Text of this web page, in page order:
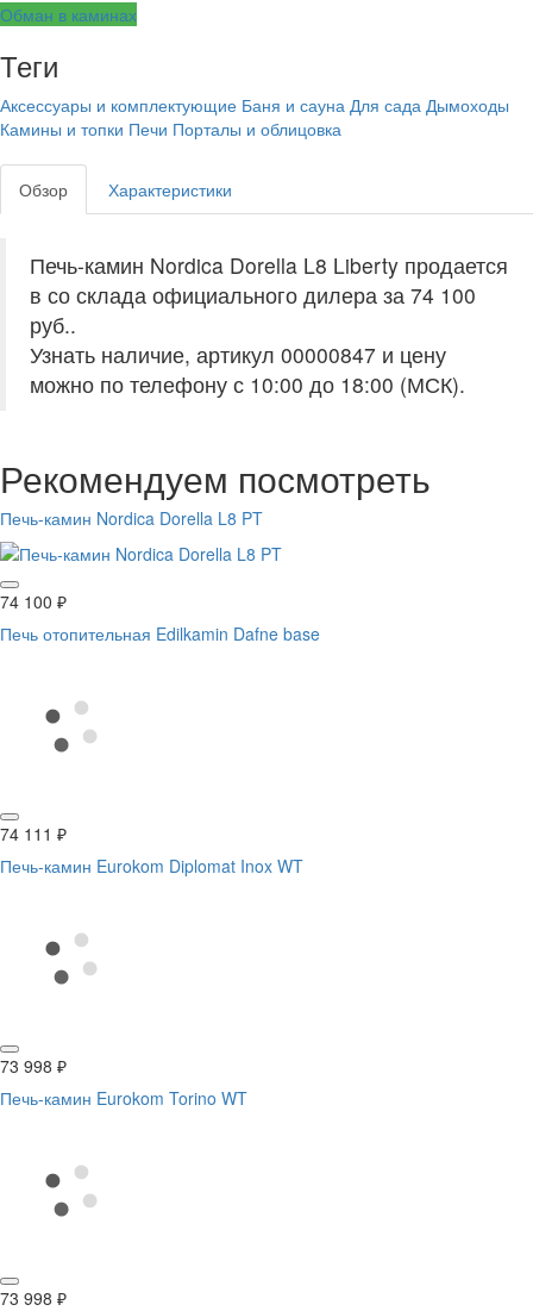
Обман в каминах
Теги
Аксессуары и комплектующие Баня и сауна Для сада Дымоходы
Камины и топки Печи Порталы и облицовка
Обзор Характеристики
Печь-камин Nordica Dorella L8 Liberty продается
в со склада официального дилера за 74 100
руб..
Узнать наличие, артикул 00000847 и цену
можно по телефону с 10:00 до 18:00 (МСК).
Рекомендуем посмотреть
Печь-камин Nordica Dorella L8 PT
74 100 ₽
Печь отопительная Edilkamin Dafne base
74 111 ₽
Печь-камин Eurokom Diplomat Inox WT
73 998 ₽
Печь-камин Eurokom Torino WT
73 998 ₽